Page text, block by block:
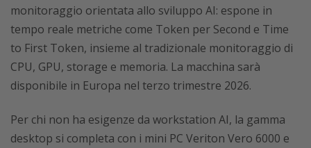
monitoraggio orientata allo sviluppo AI: espone in
tempo reale metriche come Token per Second e Time
to First Token, insieme al tradizionale monitoraggio di
CPU, GPU, storage e memoria. La macchina sarà
disponibile in Europa nel terzo trimestre 2026.
Per chi non ha esigenze da workstation AI, la gamma
desktop si completa con i mini PC Veriton Vero 6000 e